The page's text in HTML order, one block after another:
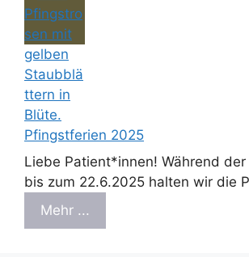
Pfingstferien 2025
Liebe Patient*innen! Während
bis zum 22.6.2025 halten wir die
Mehr ...